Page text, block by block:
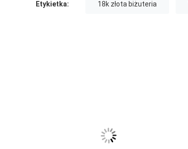
Etykietka: 18k złota biżuteria